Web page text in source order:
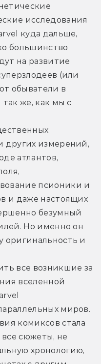
исследования
куда дальше,
большинство
на развитие
(или
обыватели в
же, как мы с
других измерений,
атлантов,
псионики и
и даже настоящих
безумный
Но именно он
оригинальность и
все возникшие за
вселенной
миров.
комиксов стала
все сюжеты, не
хронологию,